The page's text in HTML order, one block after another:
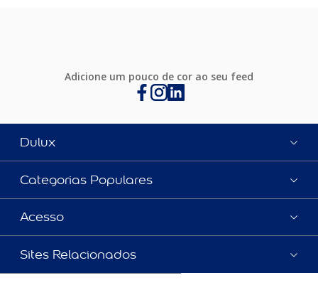
Adicione um pouco de cor ao seu feed
Dulux
Categorias Populares
Acesso
Sites Relacionados